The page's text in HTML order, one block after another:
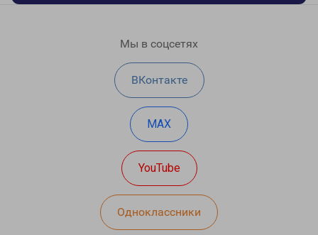
Мы в соцсетях
ВКонтакте
MAX
YouTube
Одноклассники